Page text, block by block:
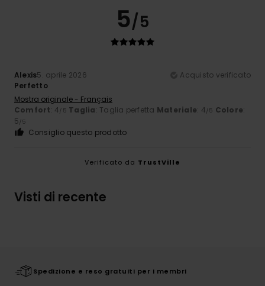
5/5
Alexis5. aprile 2026
Acquisto verificato
Perfetto
Mostra originale - Français
Comfort: 4/5 Taglia: Taglia perfetta Materiale: 4/5 Colore:
5/5
Consiglio questo prodotto
Verificato da TrustVille
Visti di recente
Spedizione e reso gratuiti per i membri